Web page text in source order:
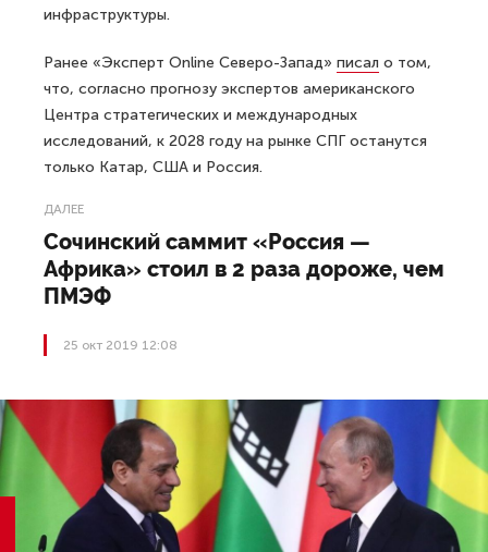
инфраструктуры.
Ранее «Эксперт Online Северо-Запад» писал о том,
что, согласно прогнозу экспертов американского
Центра стратегических и международных
исследований, к 2028 году на рынке СПГ останутся
только Катар, США и Россия.
ДАЛЕЕ
Сочинский саммит «Россия —
Африка» стоил в 2 раза дороже, чем
ПМЭФ
25 окт 2019 12:08